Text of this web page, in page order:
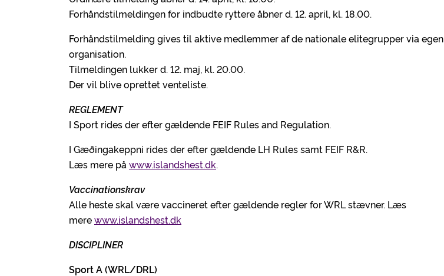
Forhåndstilmeldingen for indbudte ryttere åbner d. 12. april, kl. 18.00.
Forhåndstilmelding gives til aktive medlemmer af de nationale elitegrupper via egen
organisation.
Tilmeldingen lukker d. 12. maj, kl. 20.00.
Der vil blive oprettet venteliste.
REGLEMENT
I Sport rides der efter gældende FEIF Rules and Regulation.
I Gæðingakeppni rides der efter gældende LH Rules samt FEIF R&R.
Læs mere på www.islandshest.dk.
Vaccinationskrav
Alle heste skal være vaccineret efter gældende regler for WRL stævner. Læs
merewww.islandshest.dk
DISCIPLINER
Sport A (WRL/DRL)